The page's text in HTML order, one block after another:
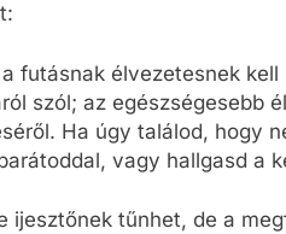
futásnak élvezetesnek
szól; az egészségesebb
Ha úgy találod, hogy
vagy hallgasd a
ijesztőnek tűnhet, de a